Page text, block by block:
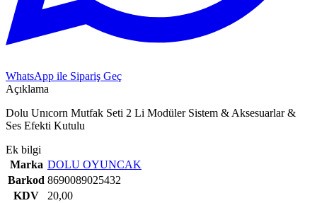
WhatsApp ile Sipariş Geç
Açıklama
Dolu Unıcorn Mutfak Seti 2 Li Modüler Sistem & Aksesuarlar &
Ses Efekti Kutulu
Ek bilgi
Marka DOLU OYUNCAK
Barkod 8690089025432
KDV
20,00